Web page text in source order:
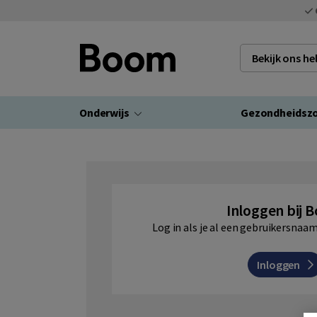
Bekijk ons
Onderwijs
Inloggen bij
Log in als je al een
Inloggen